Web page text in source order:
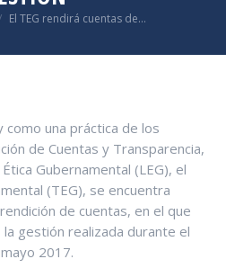
El TEG rendirá cuentas de…
como una práctica de los
de Cuentas y Transparencia,
Gubernamental (LEG), el
(TEG), se encuentra
de cuentas, en el que
gestión realizada durante el
2017.